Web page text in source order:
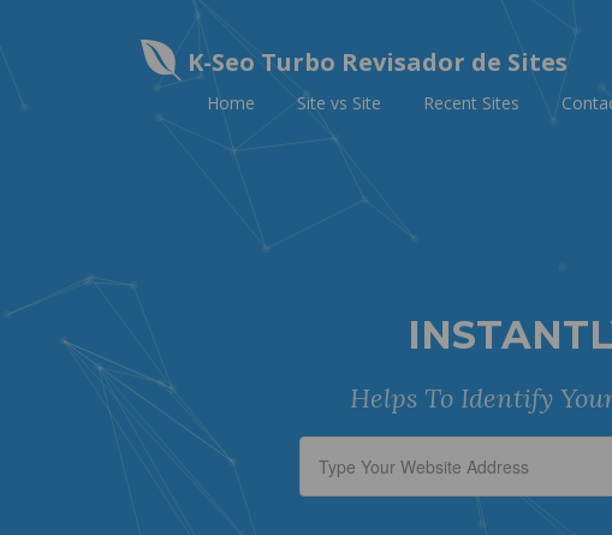
K-Seo Turbo Revisador de Sites
Home Site vs Site Recent Sites
Helps To Identify